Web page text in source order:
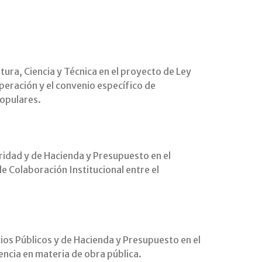
Ciencia y Técnica en el proyecto de Ley
y el convenio específico de
y de Hacienda y Presupuesto en el
Colaboración Institucional entre el
Públicos y de Hacienda y Presupuesto en el
en materia de obra pública.